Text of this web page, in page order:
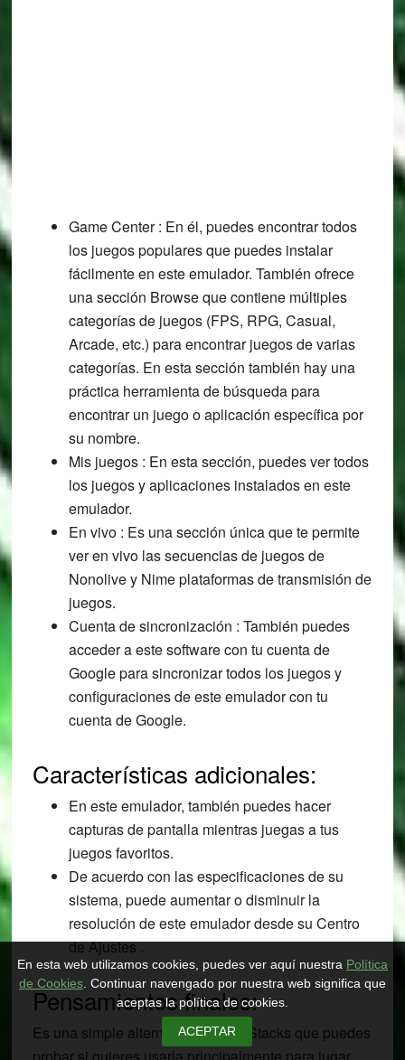
Game Center : En él, puedes encontrar todos
los juegos populares que puedes instalar
fácilmente en este emulador. También ofrece
una sección Browse que contiene múltiples
categorías de juegos (FPS, RPG, Casual,
Arcade, etc.) para encontrar juegos de varias
categorías. En esta sección también hay una
práctica herramienta de búsqueda para
encontrar un juego o aplicación específica por
su nombre.
Mis juegos : En esta sección, puedes ver todos
los juegos y aplicaciones instalados en este
emulador.
En vivo : Es una sección única que te permite
ver en vivo las secuencias de juegos de
Nonolive y Nime plataformas de transmisión de
juegos.
Cuenta de sincronización : También puedes
acceder a este software con tu cuenta de
Google para sincronizar todos los juegos y
configuraciones de este emulador con tu
cuenta de Google.
Características adicionales:
En este emulador, también puedes hacer
capturas de pantalla mientras juegas a tus
juegos favoritos.
De acuerdo con las especificaciones de su
sistema, puede aumentar o disminuir la
resolución de este emulador desde su Centro
de Ajustes .
Pensamientos finales:
Es una simple alternativa de BlueStacks que puedes
probar si quieres usarla principalmente para jugar.
En esta web utilizamos cookies, puedes ver aquí nuestra Política
de Cookies. Continuar navengado por nuestra web significa que
aceptas la política de cookies.
ACEPTAR